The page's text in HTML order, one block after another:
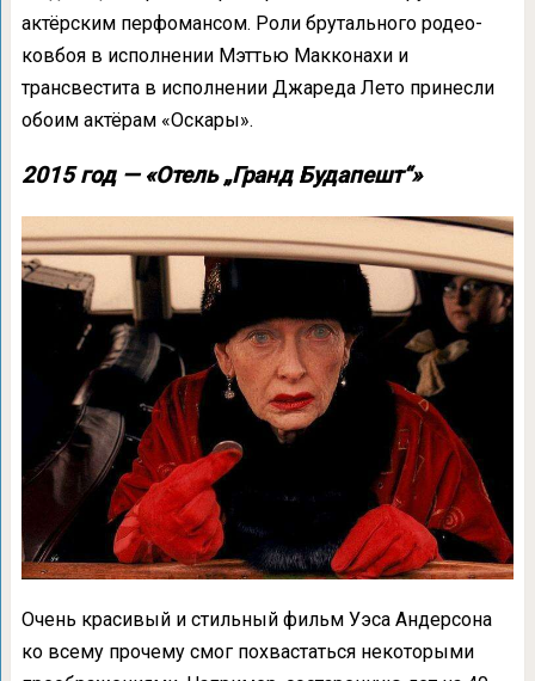
актёрским перфомансом. Роли брутального родео-
ковбоя в исполнении Мэттью Макконахи и
трансвестита в исполнении Джареда Лето принесли
обоим актёрам «Оскары».
2015 год — «Отель „Гранд Будапешт“»
Очень красивый и стильный фильм Уэса Андерсона
ко всему прочему смог похвастаться некоторыми